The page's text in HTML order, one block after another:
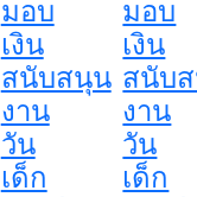
มอบ
เงิน
สนับสนุน
งาน
วัน
เด็ก
มอบ
เงิน
สนับ
งาน
วัน
เด็ก